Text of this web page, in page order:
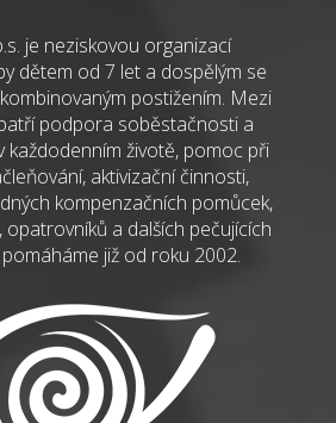
je neziskovou organizací
dětem od 7 let a dospělým se
postižením. Mezi
podpora soběstačnosti a
každodenním životě, pomoc při
aktivizační činnosti,
kompenzačních pomůcek,
a dalších pečujících
již od roku 2002.